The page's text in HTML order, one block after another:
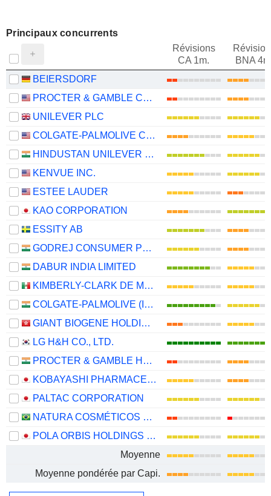
Principaux concurrents
Révisions
CA 1m.
BNA
BEIERSDORF
PROCTER & GAMBLE COMPANY
UNILEVER PLC
COLGATE-PALMOLIVE COMPANY
HINDUSTAN UNILEVER LIMITED
KENVUE INC.
ESTEE LAUDER
KAO CORPORATION
ESSITY AB
GODREJ CONSUMER PRODUCTS LIMITED
DABUR INDIA LIMITED
KIMBERLY-CLARK DE MÉXICO, S. A. B. DE C. V.
COLGATE-PALMOLIVE (INDIA) LIMITED
GIANT BIOGENE HOLDING CO., LTD.
LG H&H CO., LTD.
PROCTER & GAMBLE HYGIENE AND HEALTH CARE LIMITED
KOBAYASHI PHARMACEUTICAL CO., LTD.
PALTAC CORPORATION
NATURA COSMÉTICOS S.A.
POLA ORBIS HOLDINGS INC.
Moyenne
Moyenne pondérée par Capi.